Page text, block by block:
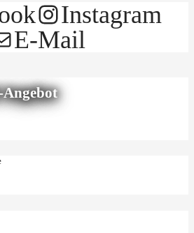
Instagram
E-Mail
Angebot